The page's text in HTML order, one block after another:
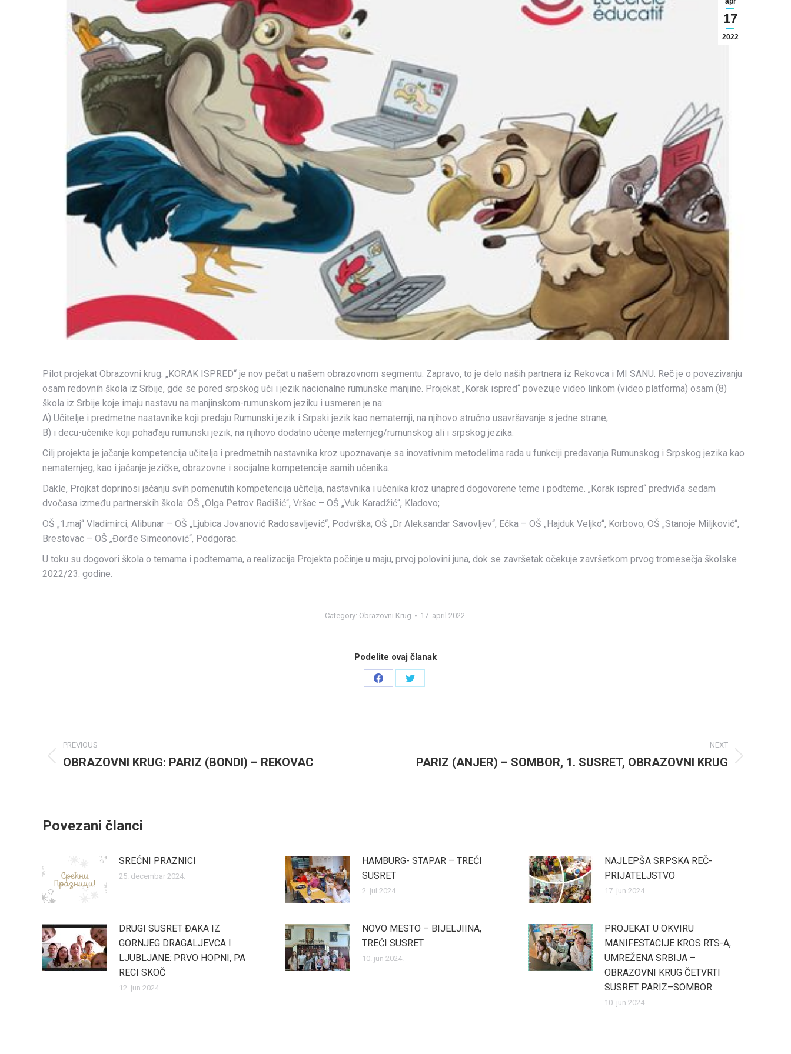
17
2022
Pilot projekat Obrazovni krug: „KORAK ISPRED“ je nov pečat u našem obrazovnom segmentu. Zapravo, to je delo naših partnera iz Rekovca i MI SANU. Reč je o povezivanju
osam redovnih škola iz Srbije, gde se pored srpskog uči i jezik nacionalne rumunske manjine. Projekat „Korak ispred“ povezuje video linkom (video platforma) osam (8)
škola iz Srbije koje imaju nastavu na manjinskom-rumunskom jeziku i usmeren je na:
A) Učitelje i predmetne nastavnike koji predaju Rumunski jezik i Srpski jezik kao nematernji, na njihovo stručno usavršavanje s jedne strane;
B) i decu-učenike koji pohađaju rumunski jezik, na njihovo dodatno učenje maternjeg/rumunskog ali i srpskog jezika.
Cilj projekta je jačanje kompetencija učitelja i predmetnih nastavnika kroz upoznavanje sa inovativnim metodelima rada u funkciji predavanja Rumunskog i Srpskog jezika kao
nematernjeg, kao i jačanje jezičke, obrazovne i socijalne kompetencije samih učenika.
Dakle, Projkat doprinosi jačanju svih pomenutih kompetencija učitelja, nastavnika i učenika kroz unapred dogovorene teme i podteme. „Korak ispred“ predviđa sedam
dvočasa između partnerskih škola: OŠ „Olga Petrov Radišić“, Vršac – OŠ „Vuk Karadžić“, Kladovo;
OŠ „1.maj“ Vladimirci, Alibunar – OŠ „Ljubica Jovanović Radosavljević“, Podvrška; OŠ „Dr Aleksandar Savovljev“, Ečka – OŠ „Hajduk Veljko“, Korbovo; OŠ „Stanoje Miljković“,
Brestovac – OŠ „Đorđe Simeonović“, Podgorac.
U toku su dogovori škola o temama i podtemama, a realizacija Projekta počinje u maju, prvoj polovini juna, dok se završetak očekuje završetkom prvog tromesečja školske
2022/23. godine.
Category: Obrazovni Krug 17. april 2022.
Podelite ovaj članak
Share
Share
Post
navigation
PREVIOUS
Previous
OBRAZOVNI KRUG: PARIZ (BONDI) – REKOVAC
NEXT
Next
PARIZ (ANJER) – SOMBOR, 1. SUSRET, OBRAZOVNI KRUG
Povezani članci
SREĆNI PRAZNICI
25. decembar 2024.
HAMBURG- STAPAR – TREĆI
SUSRET
2. jul 2024.
NAJLEPŠA SRPSKA REČ-
PRIJATELJSTVO
17. jun 2024.
DRUGI SUSRET ĐAKA IZ
GORNJEG DRAGALJEVCA I
LJUBLJANE: PRVO HOPNI, PA
RECI SKOČ
12. jun 2024.
NOVO MESTO – BIJELJIINA,
TREĆI SUSRET
10. jun 2024.
PROJEKAT U OKVIRU
MANIFESTACIJE KROS RTS-A,
UMREŽENA SRBIJA –
OBRAZOVNI KRUG ČETVRTI
SUSRET PARIZ–SOMBOR
10. jun 2024.